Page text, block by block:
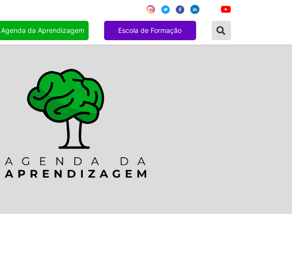
Agenda da Aprendizagem Escola de Formação